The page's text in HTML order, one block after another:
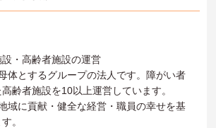
・高齢者施設の運営
体とするグループの法人です。障がい者
齢者施設を10以上運営しています。
域に貢献・健全な経営・職員の幸せを基
。